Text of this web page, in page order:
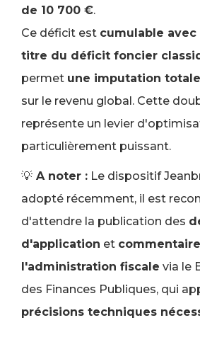
de 10 700 €.
Ce déficit est cumulable avec
titre du déficit foncier
permet une imputation
sur le revenu global. Cette
représente un levier
particulièrement puissant.
💡 A noter : Le dispositif
adopté récemment, il est
d'attendre la publication des
d'application et
l'administration fiscale via le
des Finances Publiques, qui
précisions techniques